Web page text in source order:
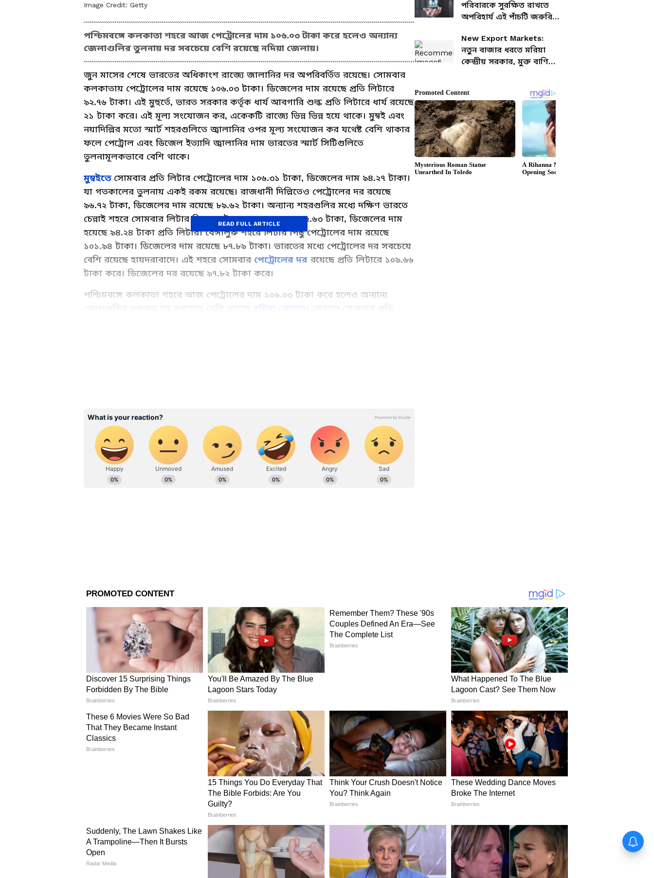
Image Credit: Getty
পশ্চিমবঙ্গে কলকাতা শহরে আজ পেট্রোলের দাম ১০৬.০৩ টাকা করে হলেও অন্যান্য
জেলাগুলির তুলনায় দর সবচেয়ে বেশি রয়েছে নদিয়া জেলায়।
জুন মাসের শেষে ভারতের অধিকাংশ রাজ্যে জালানির দর অপরিবর্তিত রয়েছে। সোমবার
কলকাতায় পেট্রোলের দাম রয়েছে ১০৬.০৩ টাকা। ডিজেলের দাম রয়েছে প্রতি লিটারে
৯২.৭৬ টাকা। এই মুহুর্তে, ভারত সরকার কর্তৃক ধার্য আবগারি শুল্ক প্রতি লিটারে ধার্য রয়েছে
২১ টাকা করে। এই মূল্য সংযোজন কর, একেকটি রাজ্যে ভিন্ন ভিন্ন হয়ে থাকে। মুম্বই এবং
নয়াদিল্লির মতো স্মার্ট শহরগুলিতে জ্বালানির ওপর মূল্য সংযোজন কর যথেষ্ট বেশি থাকার
ফলে পেট্রোল এবং ডিজেল ইত্যাদি জ্বালানির দাম ভারতের স্মার্ট সিটিগুলিতে
তুলনামূলকভাবে বেশি থাকে।
মুম্বইতে সোমবার প্রতি লিটার পেট্রোলের দাম ১০৬.৩১ টাকা, ডিজেলের দাম ৯৪.২৭ টাকা।
যা গতকালের তুলনায় একই রকম রয়েছে। রাজধানী দিল্লিতেও পেট্রোলের দর রয়েছে
৯৬.৭২ টাকা, ডিজেলের দাম রয়েছে ৮৯.৬২ টাকা। অন্যান্য শহরগুলির মধ্যে দক্ষিণ ভারতে
চেন্নাই শহরে সোমবার লিটার পিছু পেট্রোলের দাম রয়েছে ১০২.৬৩ টাকা, ডিজেলের দাম
হয়েছে ৯৪.২৪ টাকা প্রতি লিটার। বেঙ্গালুরু শহরে লিটার পিছু পেট্রোলের দাম রয়েছে
১০১.৯৪ টাকা। ডিজেলের দাম রয়েছে ৮৭.৮৯ টাকা। ভারতের মধ্যে পেট্রোলের দর সবচেয়ে
বেশি রয়েছে হায়দরাবাদে। এই শহরে সোমবার পেট্রোলের দর রয়েছে প্রতি লিটারে ১০৯.৬৬
টাকা করে। ডিজেলের দর রয়েছে ৯৭.৮২ টাকা করে।
পশ্চিমবঙ্গে কলকাতা শহরে আজ পেট্রোলের দাম ১০৬.০৩ টাকা করে হলেও অন্যান্য
নদিয়া জেলায়
কলকাতায় রান্নার গ্যাসের দাম জুন মাসে একই রয়েছে। এই মাসে কলকাতায় রান্নার
অতি ভারী বৃষ্টি
Nag Panchami: কালসর্প দোষ বা রাহু-কেতুর দশা, নাগ পঞ্চমীতে মিলবে মুক্তি, জেনে
নিন ব্রত পালনের তারিখ ও নিয়ম
READ FULL ARTICLE
WD Web Desk - ANB
পরিবারকে সুরক্ষিত রাখতে
অপরিহার্য এই পাঁচটি জরুরি
বিস্তারিত
New Export Markets:
নতুন বাজার ধরতে মরিয়া
কেন্দ্রীয় সরকার, মুক্ত বাণিজ্য